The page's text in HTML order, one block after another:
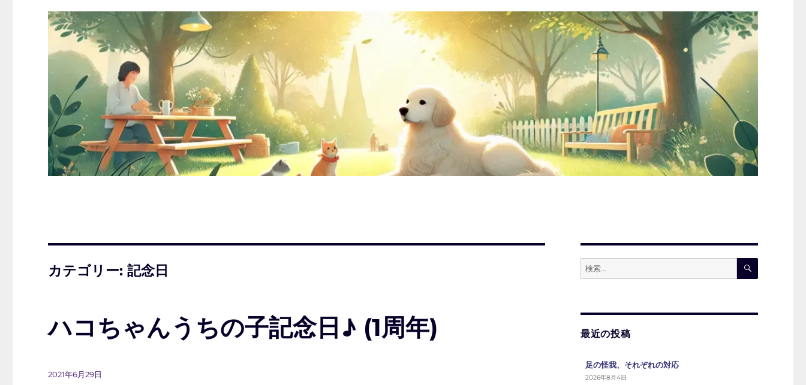
カテゴリー:記念日
ハコちゃんうちの子記念日♪ (1周年)
投
2021年6月29日
検
索:
検
最近の投稿
足の怪我、それぞれの対応
2026年8月4日